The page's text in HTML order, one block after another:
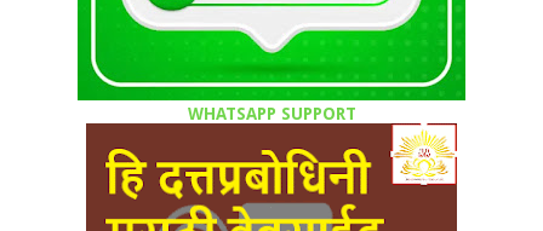
WHATSAPP SUPPORT